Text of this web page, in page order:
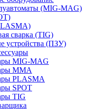
(MIG-MAG)
сварка (TIG)
устройства (ПЗУ)
MIG-MAG
MMA
PLASMA
SPOT
TIG